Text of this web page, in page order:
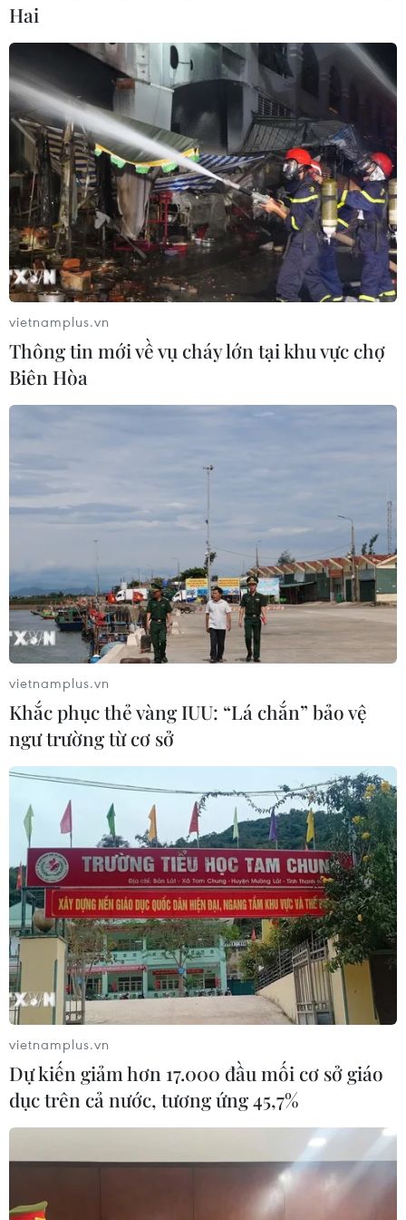
người phát thải vào không khí. Tuy nhiên, việc
tích lũy toàn bộ lượng CO2 cũng khiến nồng độ
axit trong nước biển tăng cao hơn, đe dọa làm
mất cân bằng hệ sinh thái biển.
Nghiên cứu trên có sự đóng góp của 35 chuyên
gia đến từ hàng chục quốc gia trên thế giới./.
(TTXVN/Vietnam+)
#Sinh vật biển
#Biến đổi khí hậu
#Nhiệt độ Trái Đất tăng
#Đại dương
Theo dõi VietnamPlus
TIN LIÊN QUAN
Bên trong bụng chú cá voi
chết ở Indonesia chứa những gì?
Mặc dù chưa thể khẳng định nguyên nhân chính xác
Hai
vietnamplus.vn
Thông tin mới về vụ cháy lớn tại khu vực chợ
Biên Hòa
vietnamplus.vn
Khắc phục thẻ vàng IUU: “Lá chắn” bảo vệ
ngư trường từ cơ sở
vietnamplus.vn
Dự kiến giảm hơn 17.000 đầu mối cơ sở giáo
dục trên cả nước, tương ứng 45,7%